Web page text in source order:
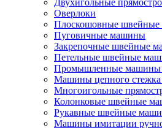
Двухигольные
Оверлоки
Плоскошовные
Пуговичные машины
Закрепочные швейные
Петельные швейные
Промышленные машины
Машины цепного стежка
Многоигольные
Колонковые швейные
Рукавные швейные
Машины имитации